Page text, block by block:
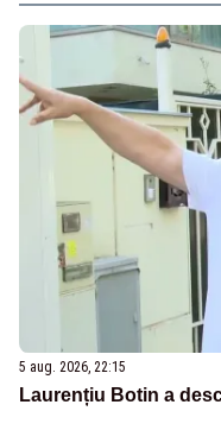
5 aug. 2026, 22:15
Laurențiu Botin a